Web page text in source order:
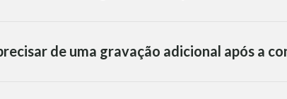
de uma gravação adicional após a